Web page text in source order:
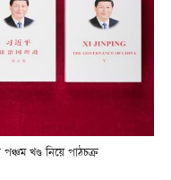
পঞ্চম খণ্ড নিয়ে পাঠচক্র